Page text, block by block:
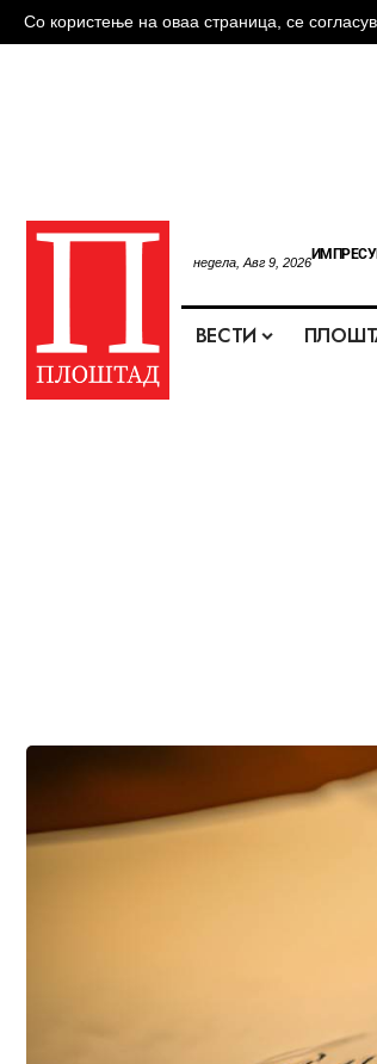
Со користење на оваа страница, се
недела, Авг 9, 2026
ВЕСТИ